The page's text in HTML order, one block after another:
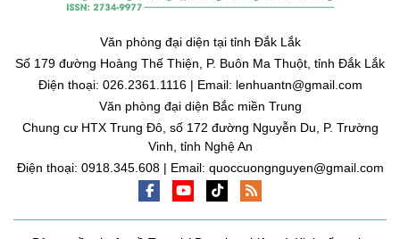
Văn phòng đại diện tại tỉnh Đắk Lắk
Số 179 đường Hoàng Thế Thiện, P. Buôn Ma Thuột, tỉnh Đắk Lắk
Điện thoại: 026.2361.1116 | Email: lenhuantn@gmail.com
Văn phòng đại diện Bắc miền Trung
Chung cư HTX Trung Đô, số 172 đường Nguyễn Du, P. Trường
Vinh, tỉnh Nghệ An
Điện thoại: 0918.345.608 | Email: quoccuongnguyen@gmail.com